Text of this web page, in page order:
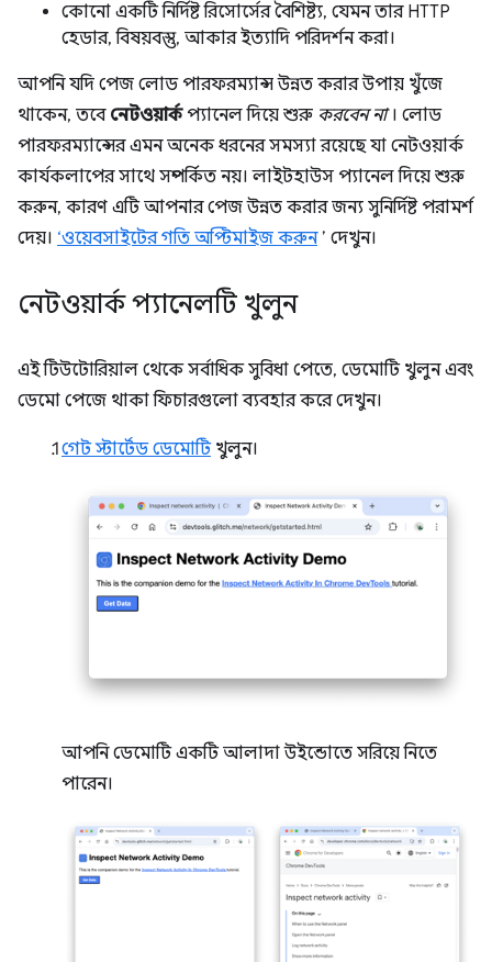
কোনো একটি নির্দিষ্ট রিসোর্সের বৈশিষ্ট্য, যেমন তার HTTP
হেডার, বিষয়বস্তু, আকার ইত্যাদি পরিদর্শন করা।
আপনি যদি পেজ লোড পারফরম্যান্স উন্নত করার উপায় খুঁজে
থাকেন, তবে নেটওয়ার্কপ্যানেল দিয়ে শুরু করবেন না। লোড
পারফরম্যান্সের এমন অনেক ধরনের সমস্যা রয়েছে যা নেটওয়ার্ক
কার্যকলাপের সাথে সম্পর্কিত নয়। লাইটহাউস প্যানেল দিয়ে শুরু
করুন, কারণ এটি আপনার পেজ উন্নত করার জন্য সুনির্দিষ্ট পরামর্শ
দেয়। ‘ওয়েবসাইটের গতি অপ্টিমাইজ করুন’ দেখুন।
নেটওয়ার্ক প্যানেলটি খুলুন
এই টিউটোরিয়াল থেকে সর্বাধিক সুবিধা পেতে, ডেমোটি খুলুন এবং
ডেমো পেজে থাকা ফিচারগুলো ব্যবহার করে দেখুন।
গেট স্টার্টেড ডেমোটিখুলুন।
আপনি ডেমোটি একটি আলাদা উইন্ডোতে সরিয়ে নিতে
পারেন।